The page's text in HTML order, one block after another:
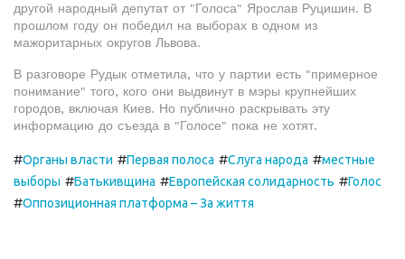
другой народный депутат от "Голоса" Ярослав Руцишин. В
прошлом году он победил на выборах в одном из
мажоритарных округов Львова.
В разговоре Рудык отметила, что у партии есть "примерное
понимание" того, кого они выдвинут в мэры крупнейших
городов, включая Киев. Но публично раскрывать эту
информацию до съезда в "Голосе" пока не хотят.
#Органы власти #Первая полоса #Слуга народа #местные
выборы #Батькивщина #Европейская солидарность #Голос
#Оппозиционная платформа – За життя